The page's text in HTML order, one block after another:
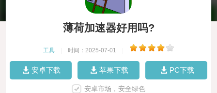
薄荷加速器好用吗?
工具 时间：2025-07-01
安卓下载 苹果下载 PC下载
安卓市场，安全绿色